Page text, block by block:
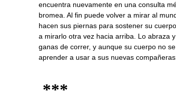
encuentra nuevamente en una consulta
bromea. Al fin puede volver a mirar al
hacen sus piernas para sostener su
a mirarlo otra vez hacia arriba. Lo abraza
ganas de correr, y aunque su cuerpo no
aprender a usar a sus nuevas
***